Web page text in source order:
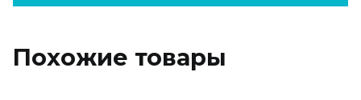
Похожие товары